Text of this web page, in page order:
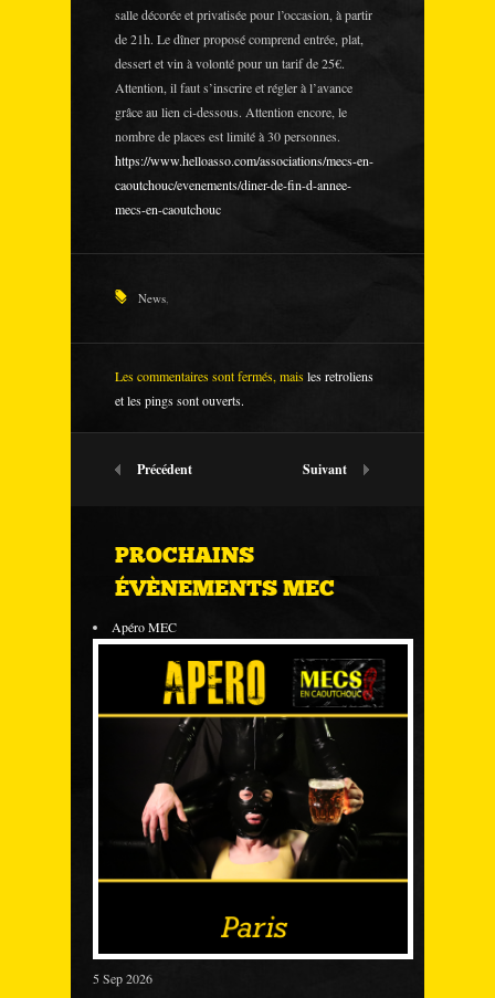
salle décorée et privatisée pour l’occasion, à partir
de 21h. Le dîner proposé comprend entrée, plat,
dessert et vin à volonté pour un tarif de 25€.
Attention, il faut s’inscrire et régler à l’avance
grâce au lien ci-dessous. Attention encore, le
nombre de places est limité à 30 personnes.
https://www.helloasso.com/associations/mecs-en-
caoutchouc/evenements/diner-de-fin-d-annee-
mecs-en-caoutchouc
News,
Les commentaires sont fermés, maisles retroliens
et les pings sont ouverts.
Précédent Suivant
PROCHAINS
ÉVÈNEMENTS MEC
Apéro MEC
5 Sep 2026